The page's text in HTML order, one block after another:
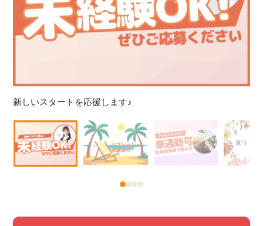
新しいスタートを応援します♪